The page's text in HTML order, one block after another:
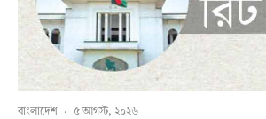
বাংলাদেশ · ৫ আগস্ট, ২০২৬